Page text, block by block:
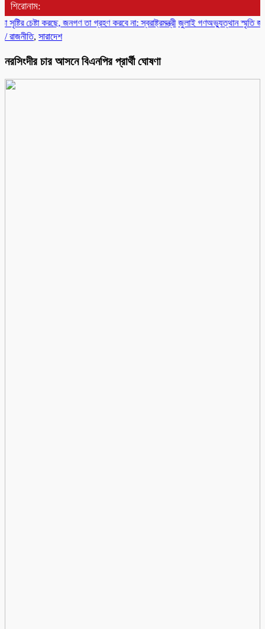
শিরোনাম:
করছে, জনগণ তা গ্রহণ করবে না: স্বরাষ্ট্রমন্ত্রী জুলাই গণঅভ্যুত্থান স্মৃতি জাদুঘর
/রাজনীতি, সারাদেশ
নরসিংদীর চার আসনে বিএনপির প্রার্থী ঘোষণা